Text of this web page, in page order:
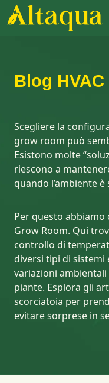
Blog
Scegliere la
grow room può
Esistono molte
riescono a
quando l’ambiente
Per questo abbiamo
Grow Room. Qui
controllo di
diversi tipi di sistemi
variazioni
piante. Esplora gli
scorciatoia per
evitare sorprese in